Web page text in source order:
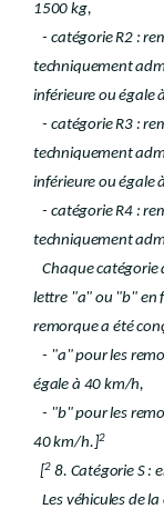
1500 kg,
- catégorie R2 :
techniquement
inférieure ou égale
- catégorie R3 :
techniquement
inférieure ou égale
- catégorie R4 :
techniquement
Chaque catégorie
lettre "a" ou "b" en
remorque a été
- "a" pour les
égale à 40 km/h,
- "b" pour les
40 km/h.]2
[2 8. Catégorie S :
Les véhicules de